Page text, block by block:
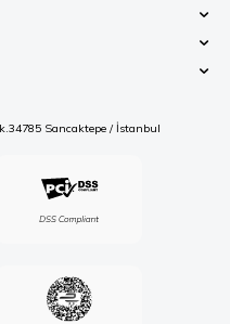
Sancaktepe / İstanbul